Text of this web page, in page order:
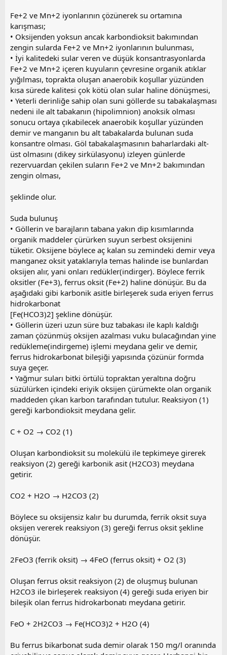
Fe+2 ve Mn+2 iyonlarının çözünerek su ortamına
karışması;
• Oksijenden yoksun ancak karbondioksit bakımından
zengin sularda Fe+2 ve Mn+2 iyonlarının bulunması,
• İyi kalitedeki sular veren ve düşük konsantrasyonlarda
Fe+2 ve Mn+2 içeren kuyuların çevresine organik atıklar
yığılması, toprakta oluşan anaerobik koşullar yüzünden
kısa sürede kalitesi çok kötü olan sular haline dönüşmesi,
• Yeterli derinliğe sahip olan suni göllerde su tabakalaşması
nedeni ile alt tabakanın (hipolimnion) anoksik olması
sonucu ortaya çıkabilecek anaerobik koşullar yüzünden
demir ve manganın bu alt tabakalarda bulunan suda
konsantre olması. Göl tabakalaşmasının baharlardaki alt-
üst olmasını (dikey sirkülasyonu) izleyen günlerde
rezervuardan çekilen suların Fe+2 ve Mn+2 bakımından
zengin olması,
şeklinde olur.
Suda bulunuş
• Göllerin ve barajların tabana yakın dip kısımlarında
organik maddeler çürürken suyun serbest oksijenini
tüketir. Oksijene böylece aç kalan su zemindeki demir veya
manganez oksit yataklarıyla temas halinde ise bunlardan
oksijen alır, yani onları redükler(indirger). Böylece ferrik
oksitler (Fe+3), ferrus oksit (Fe+2) haline dönüşür. Bu da
aşağıdaki gibi karbonik asitle birleşerek suda eriyen ferrus
hidrokarbonat
[Fe(HCO3)2] şekline dönüşür.
• Göllerin üzeri uzun süre buz tabakası ile kaplı kaldığı
zaman çözünmüş oksijen azalması vuku bulacağından yine
redükleme(indirgeme) işlemi meydana gelir ve demir,
ferrus hidrokarbonat bileşiği yapısında çözünür formda
suya geçer.
• Yağmur suları bitki örtülü topraktan yeraltına doğru
süzülürken içindeki eriyik oksijen çürümekte olan organik
maddeden çıkan karbon tarafından tutulur. Reaksiyon (1)
gereği karbondioksit meydana gelir.
C + O2 → CO2 (1)
Oluşan karbondioksit su molekülü ile tepkimeye girerek
reaksiyon (2) gereği karbonik asit (H2CO3) meydana
getirir.
CO2 + H2O → H2CO3 (2)
Böylece su oksijensiz kalır bu durumda, ferrik oksit suya
oksijen vererek reaksiyon (3) gereği ferrus oksit şekline
dönüşür.
2FeO3 (ferrik oksit) → 4FeO (ferrus oksit) + O2 (3)
Oluşan ferrus oksit reaksiyon (2) de oluşmuş bulunan
H2CO3 ile birleşerek reaksiyon (4) gereği suda eriyen bir
bileşik olan ferrus hidrokarbonatı meydana getirir.
FeO + 2H2CO3 → Fe(HCO3)2 + H2O (4)
Bu ferrus bikarbonat suda demir olarak 150 mg/l oranında